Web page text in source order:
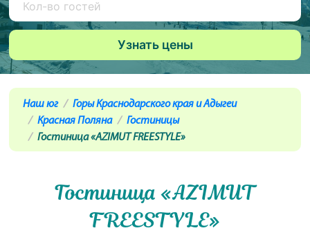
Наш юг
Горы Краснодарского края и Адыгеи
Красная Поляна
Гостиницы
Гостиница «AZIMUT FREESTYLE»
Гостиница «AZIMUT
FREESTYLE»